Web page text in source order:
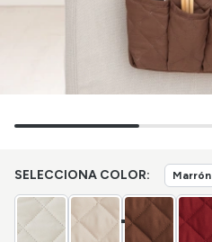
SELECCIONA COLOR: Marrón